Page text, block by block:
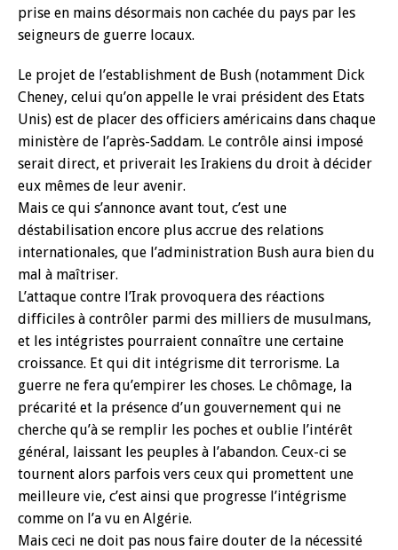
prise en mains désormais non cachée du pays par les
seigneurs de guerre locaux.
Le projet de l’establishment de Bush (notamment Dick
Cheney, celui qu’on appelle le vrai président des Etats
Unis) est de placer des officiers américains dans chaque
ministère de l’après-Saddam. Le contrôle ainsi imposé
serait direct, et priverait les Irakiens du droit à décider
eux mêmes de leur avenir.
Mais ce qui s’annonce avant tout, c’est une
déstabilisation encore plus accrue des relations
internationales, que l’administration Bush aura bien du
mal à maîtriser.
L’attaque contre l’Irak provoquera des réactions
difficiles à contrôler parmi des milliers de musulmans,
et les intégristes pourraient connaître une certaine
croissance. Et qui dit intégrisme dit terrorisme. La
guerre ne fera qu’empirer les choses. Le chômage, la
précarité et la présence d’un gouvernement qui ne
cherche qu’à se remplir les poches et oublie l’intérêt
général, laissant les peuples à l’abandon. Ceux-ci se
tournent alors parfois vers ceux qui promettent une
meilleure vie, c’est ainsi que progresse l’intégrisme
comme on l’a vu en Algérie.
Mais ceci ne doit pas nous faire douter de la nécessité